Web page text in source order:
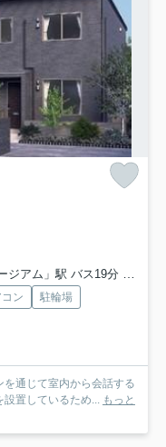
ス19分 「四軒屋」 停歩3分
ン
駐輪場
通じて室内から会話する
設置しているため... もっと